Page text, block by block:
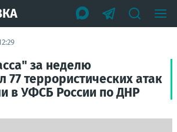
за неделю
77 террористических атак
в УФСБ России по ДНР